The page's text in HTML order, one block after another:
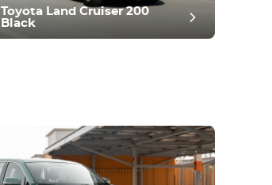
Toyota Land Cruiser 200
Black